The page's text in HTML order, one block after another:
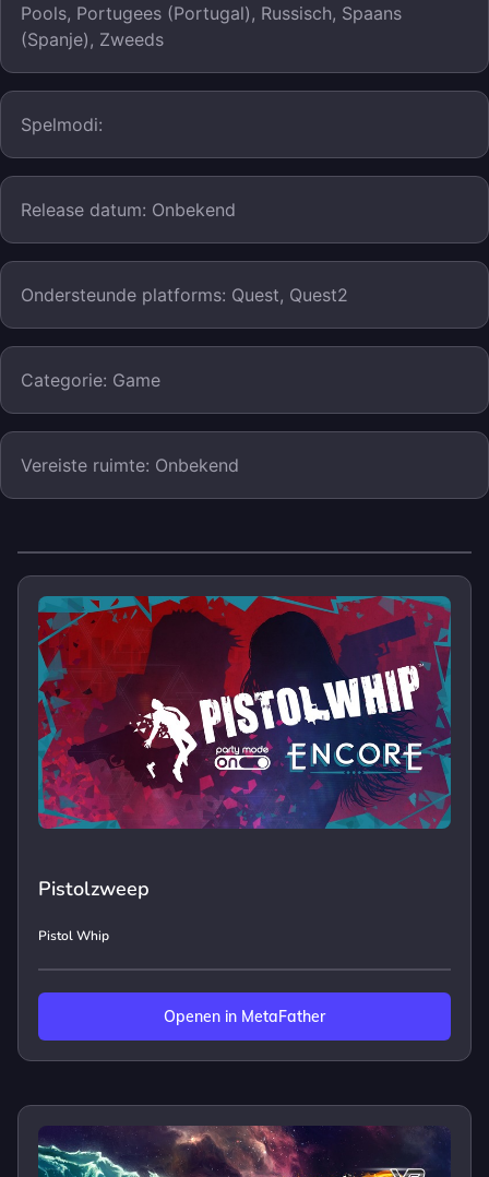
Pools, Portugees (Portugal), Russisch, Spaans
(Spanje), Zweeds
Spelmodi:
Release datum: Onbekend
Ondersteunde platforms: Quest, Quest2
Categorie: Game
Vereiste ruimte: Onbekend
Pistolzweep
Pistol Whip
Openen in MetaFather